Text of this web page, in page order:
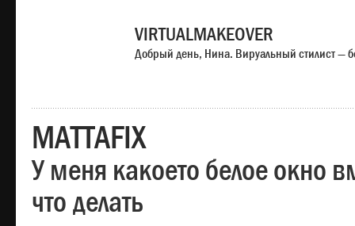
VIRTUALMAKEOVER
Добрый день, Нина. Вируальный стилист —
MATTAFIX
У меня какоето белое окно
что делать